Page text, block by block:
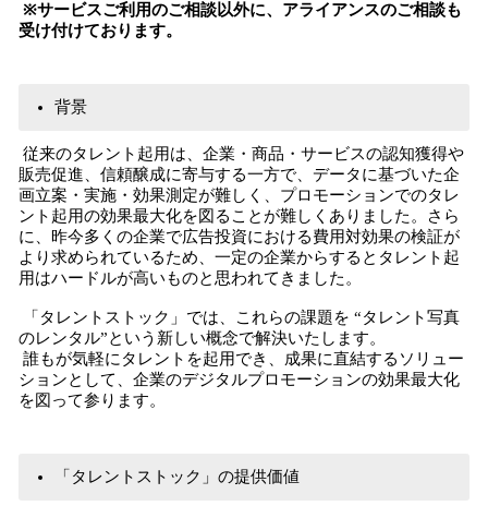
※サービスご利用のご相談以外に、アライアンスのご相談も
受け付けております。
背景
従来のタレント起用は、企業・商品・サービスの認知獲得や
販売促進、信頼醸成に寄与する一方で、データに基づいた企
画立案・実施・効果測定が難しく、プロモーションでのタレ
ント起用の効果最大化を図ることが難しくありました。さら
に、昨今多くの企業で広告投資における費用対効果の検証が
より求められているため、一定の企業からするとタレント起
用はハードルが高いものと思われてきました。
「タレントストック」では、これらの課題を “タレント写真
のレンタル”という新しい概念で解決いたします。
誰もが気軽にタレントを起用でき、成果に直結するソリュー
ションとして、企業のデジタルプロモーションの効果最大化
を図って参ります。
「タレントストック」の提供価値